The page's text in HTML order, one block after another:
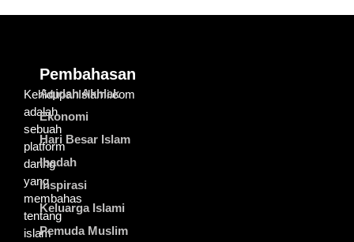
KehidupanIslami.com
adalah
sebuah
platform
daring
yang
membahas
tentang
islam
Pembahasan
Aqidah Akhlak
Ekonomi
Hari Besar Islam
Ibadah
Inspirasi
Keluarga Islami
Pemuda Muslim